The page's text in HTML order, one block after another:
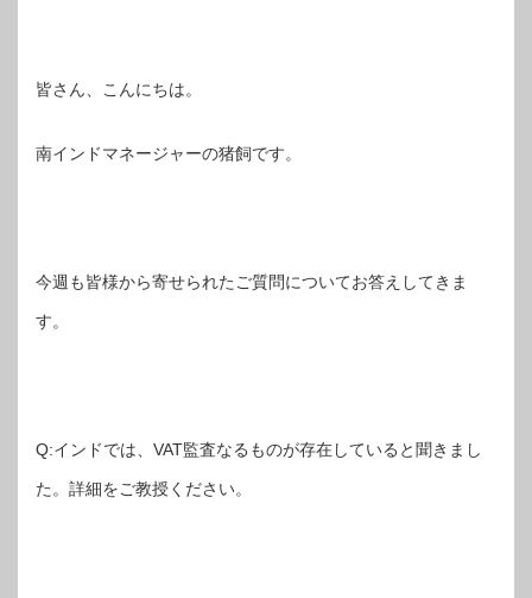
皆さん、こんにちは。
南インドマネージャーの猪飼です。
今週も皆様から寄せられたご質問についてお答えしてきま
す。
Q:インドでは、VAT監査なるものが存在していると聞きまし
た。詳細をご教授ください。